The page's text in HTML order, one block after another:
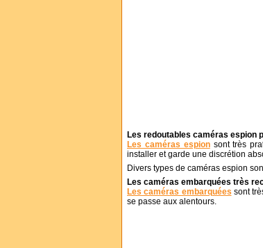
Les redoutables caméras espion
Les caméras espionsont très
installer et garde une discrétion
Divers types de caméras espion
Les caméras embarquées très
Les caméras embarquées sont
se passe aux alentours.